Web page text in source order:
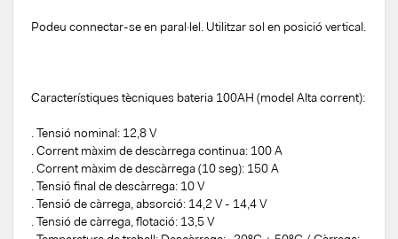
Podeu connectar-se en paral·lel. Utilitzar sol en posició vertical.
Característiques tècniques bateria 100AH ​​(model Alta corrent):
. Tensió nominal: 12,8 V
. Corrent màxim de descàrrega continua: 100 A
. Corrent màxim de descàrrega (10 seg): 150 A
. Tensió final de descàrrega: 10 V
. Tensió de càrrega, absorció: 14,2 V - 14,4 V
. Tensió de càrrega, flotació: 13,5 V